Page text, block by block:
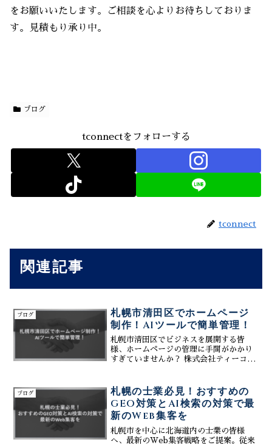
をお願いいたします。ご相談を心よりお待ちしておりま
す。見積もり承り中。
ブログ
tconnectをフォローする
tconnect
関連記事
ブログ
札幌市清田区でホームページ
制作！AIツールで簡単管理！
札幌市清田区でビジネスを展開する皆
様、ホームページの管理に手間がかかり
すぎていませんか？ 株式会社ティーコネ
単管理のホームページをご提供いたしま
す。専門知識がなくても...
ブログ
札幌の士業必見！おすすめの
GEO対策とAI検索の対策で最
新のWeb集客を
札幌市を中心に北海道内の士業の皆様
へ、最新のWeb集客戦略をご提案。従来